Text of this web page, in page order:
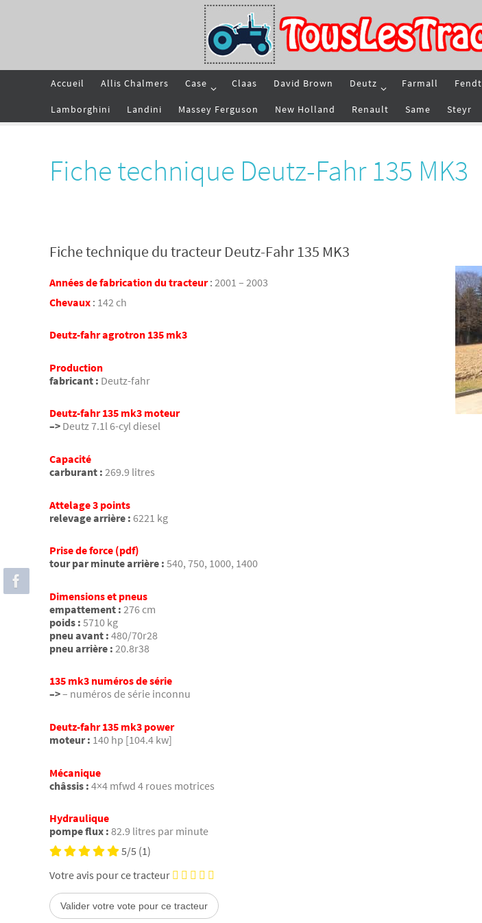
Accueil Allis Chalmers Case Claas David Brown Deutz Farmall Fendt
Lamborghini Landini Massey Ferguson New Holland Renault Same Steyr
Fiche technique Deutz-Fahr 135 MK3
Fiche technique du tracteur Deutz-Fahr 135 MK3
Années de fabrication du tracteur: 2001 – 2003
Chevaux : 142 ch
Deutz-fahr agrotron 135 mk3
Production
fabricant : Deutz-fahr
Deutz-fahr 135 mk3 moteur
–> Deutz 7.1l 6-cyl diesel
Capacité
carburant : 269.9 litres
Attelage 3 points
relevage arrière : 6221 kg
Prise de force (pdf)
tour par minute arrière : 540, 750, 1000, 1400
Dimensions et pneus
empattement : 276 cm
poids : 5710 kg
pneu avant : 480/70r28
pneu arrière : 20.8r38
135 mk3 numéros de série
–>– numéros de série inconnu
Deutz-fahr 135 mk3 power
moteur : 140 hp [104.4 kw]
Mécanique
châssis : 4×4 mfwd 4 roues motrices
Hydraulique
pompe flux : 82.9 litres par minute
5/5 (1)
Votre avis pour ce tracteur